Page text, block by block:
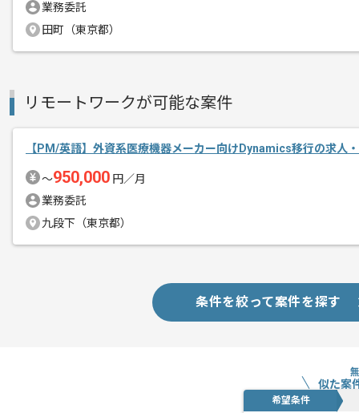
経験豊富なエンジニアと成長が出来る
業務委託
田町（東京都）
リモートワークが可能な案件
【PM/英語】外資系医療機器メーカー向けDynamics移行の求人
〜950,000 円／月
業務委託
九段下（東京都）
条件を絞って案件を探す
似た案
希望条件